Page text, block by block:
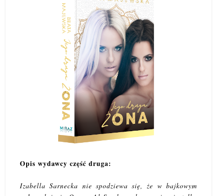
Opis wydawcy część druga:
Izabella Sarnecka nie spodziewa się, że w bajkowym